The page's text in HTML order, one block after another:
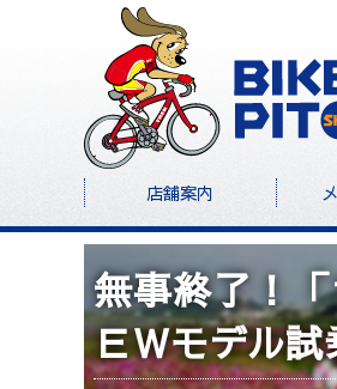
店舗案内
無事終了！
ＥＷモデル試